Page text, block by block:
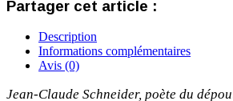
Partager cet article :
Description
Informations complémentaires
Avis (0)
Jean-Claude Schneider, poète du